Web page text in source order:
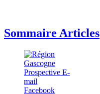
Sommaire Articles